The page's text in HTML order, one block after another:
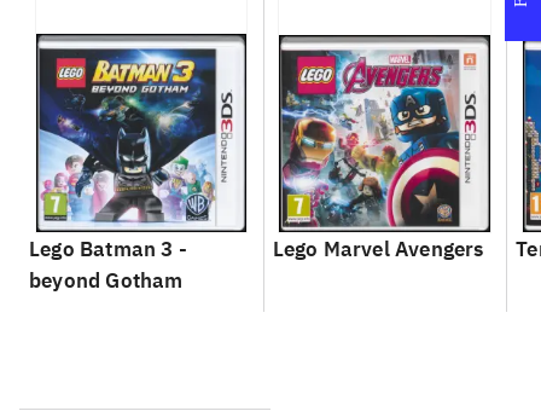
Lego Batman 3 -
beyond Gotham
Lego Marvel Avengers